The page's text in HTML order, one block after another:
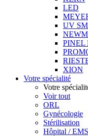
LED
UV
PINEL
XION
Votre spécialité
Votre
Voir tout
ORL
Gynécologie
Stérilisation
Hôpital / EMS